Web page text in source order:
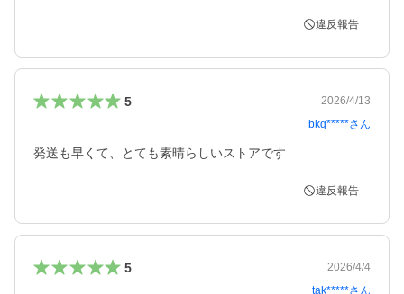
違反報告
5
2026/4/13
bkq*****さん
発送も早くて、とても素晴らしいストアです
違反報告
5
2026/4/4
tak*****さん